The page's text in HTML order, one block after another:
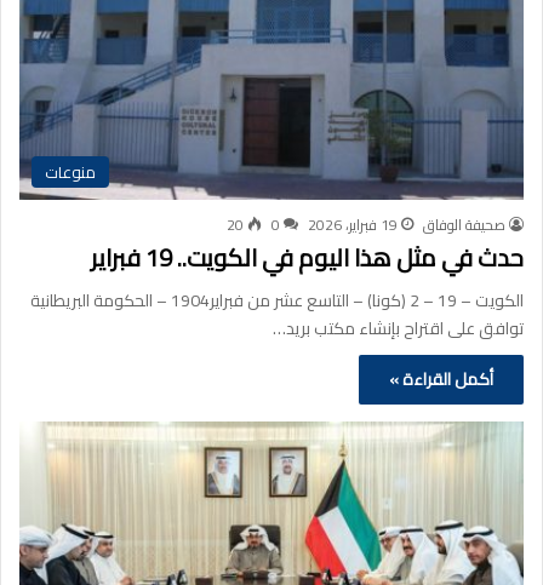
منوعات
صحيفة الوفاق 19 فبراير، 2026 0
20
حدث في مثل هذا اليوم في الكويت.. 19 فبراير
الكويت – 19 – 2 (كونا) – التاسع عشر من فبراير1904 – الحكومة البريطانية
توافق على اقتراح بإنشاء مكتب بريد…
أكمل القراءة »